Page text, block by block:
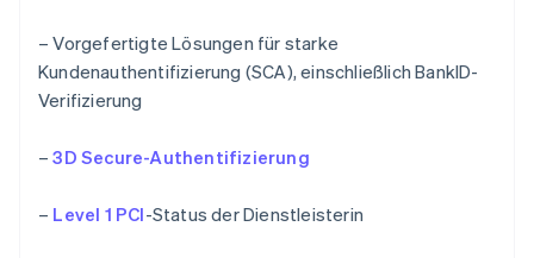
– Vorgefertigte Lösungen für starke
Kundenauthentifizierung (SCA), einschließlich BankID-
Verifizierung
–3D Secure-Authentifizierung
– Level 1 PCI-Status der Dienstleisterin